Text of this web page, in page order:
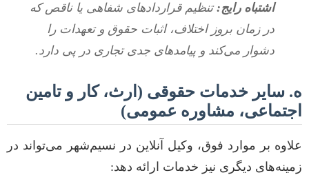
اشتباه رایج:تنظیم قراردادهای شفاهی یا ناقص که
در زمان بروز اختلاف، اثبات حقوق و تعهدات را
دشوار می‌کند و پیامدهای جدی تجاری در پی دارد.
ه. سایر خدمات حقوقی (ارث، کار و تامین
اجتماعی، مشاوره عمومی)
علاوه بر موارد فوق، وکیل آنلاین در نسیم‌شهر می‌تواند در
زمینه‌های دیگری نیز خدمات ارائه دهد: